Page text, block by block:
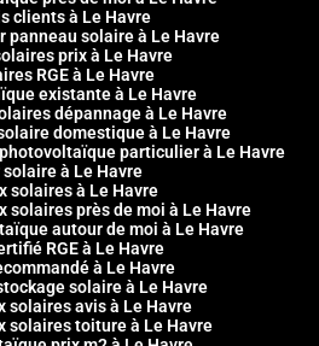
clients à Le Havre
panneau solaire à Le Havre
prix à Le Havre
RGE à Le Havre
existante à Le Havre
dépannage à Le Havre
domestique à Le Havre
particulier à Le Havre
à Le Havre
solaires à Le Havre
solaires près de moi à Le Havre
autour de moi à Le Havre
RGE à Le Havre
à Le Havre
solaire à Le Havre
solaires avis à Le Havre
solaires toiture à Le Havre